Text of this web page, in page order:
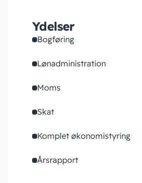
Ydelser
Bogføring
Lønadministration
Moms
Skat
Komplet økonomistyring
Årsrapport